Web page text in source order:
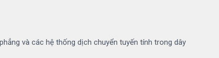
và các hệ thống dịch chuyển tuyến tính trong dây